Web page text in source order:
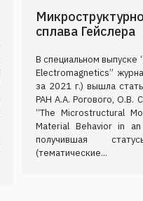
сплава Гейслера
В специальном выпуске
Electromagnetics”
за 2021 г.) вышла
РАН А.А. Рогового, О.В.
“The Microstructural
Material Behavior in
получившая
(тематические...